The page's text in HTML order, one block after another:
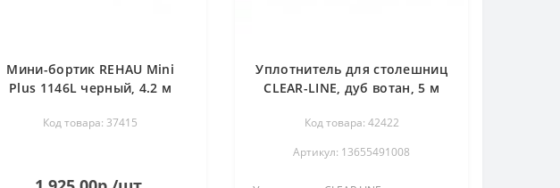
Мини-бортик REHAU Mini
Plus 1146L черный, 4.2 м
Код товара: 37415
Уплотнитель для столешниц
CLEAR-LINE, дуб вотан, 5 м
Код товара: 42422
Артикул: 13655491008